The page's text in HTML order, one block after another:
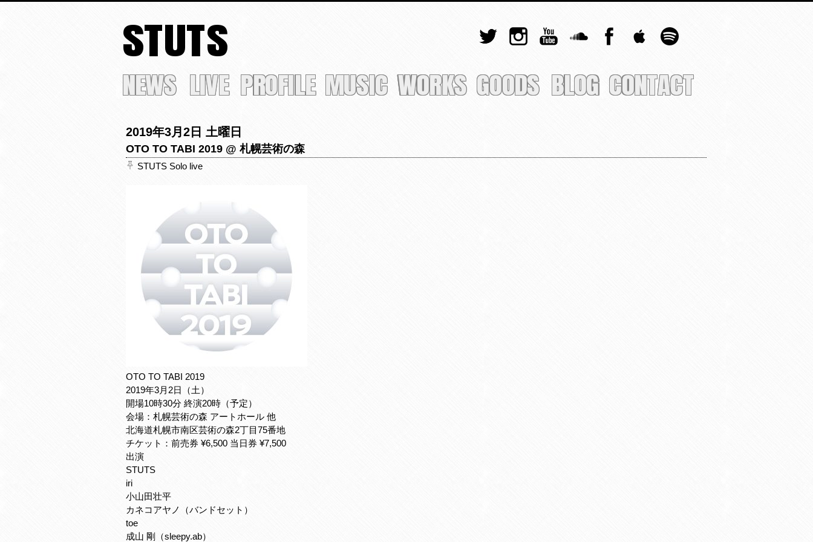
STUTS
NEWS LIVE PROFILE MUSIC WORKS GOODS BLOG CONTACT
2019年3月2日 土曜日
OTO TO TABI 2019 @ 札幌芸術の森
STUTS Solo live
OTO TO TABI 2019
2019年3月2日（土）
開場10時30分 終演20時（予定）
会場：札幌芸術の森 アートホール 他
北海道札幌市南区芸術の森2丁目75番地
チケット：前売券 ¥6,500 当日券 ¥7,500
出演
STUTS
iri
小山田壮平
カネコアヤノ（バンドセット）
toe
成山 剛（sleepy.ab）